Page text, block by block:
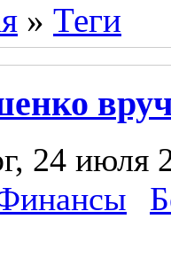
» Теги
24 июля